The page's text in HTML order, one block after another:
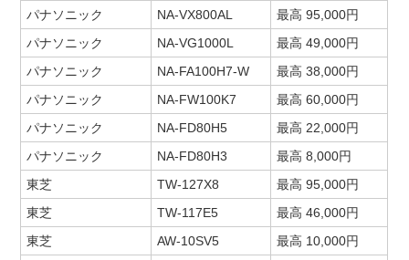
パナソニック
NA-VX800AL
最高 95,000円
パナソニック
NA-VG1000L
最高 49,000円
パナソニック
NA-FA100H7-W
最高 38,000円
パナソニック
NA-FW100K7
最高 60,000円
パナソニック
NA-FD80H5
最高 22,000円
パナソニック
NA-FD80H3
最高 8,000円
東芝
TW-127X8
最高 95,000円
東芝
TW-117E5
最高 46,000円
東芝
AW-10SV5
最高 10,000円